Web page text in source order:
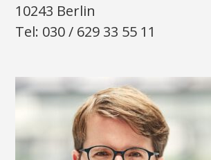
10243 Berlin
Tel: 030 / 629 33 55 11